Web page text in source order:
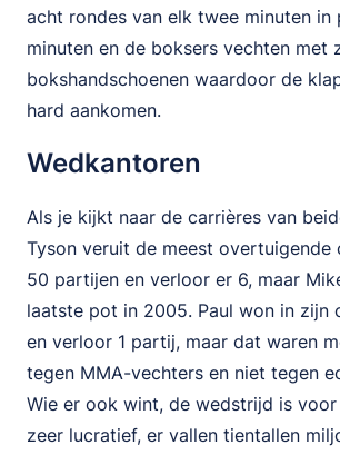
acht rondes van elk twee minuten in
minuten en de boksers vechten met
bokshandschoenen waardoor de
hard aankomen.
Wedkantoren
Als je kijkt naar de carrières van
Tyson veruit de meest overtuigende
50 partijen en verloor er 6, maar
laatste pot in 2005. Paul won in zijn
en verloor 1 partij, maar dat waren
tegen MMA-vechters en niet tegen
Wie er ook wint, de wedstrijd is voor
zeer lucratief, er vallen tientallen